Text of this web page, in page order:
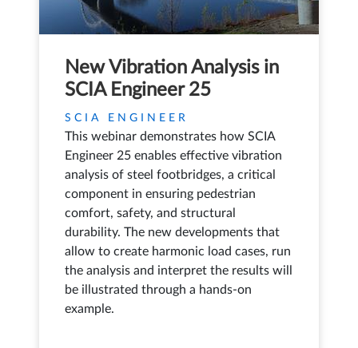
New Vibration Analysis in
SCIA Engineer 25
SCIA ENGINEER
This webinar demonstrates how SCIA
Engineer 25 enables effective vibration
analysis of steel footbridges, a critical
component in ensuring pedestrian
comfort, safety, and structural
durability. The new developments that
allow to create harmonic load cases, run
the analysis and interpret the results will
be illustrated through a hands-on
example.